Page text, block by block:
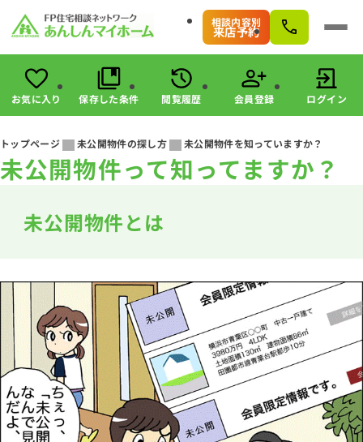
相談内容別
来店予約
会員登録 ログイン
物件検索
エリアから探す
こだわりから探す
すまいのお金に関する8つのサービス
マンガで分かる！住宅購入
会社情報
1分簡単！
来店予約
お気に入り 保存した条件 閲覧履歴 会員登録 ログイン
トップページ 未公開物件の探し方 未公開物件を知っていますか？
未公開物件って知ってますか？
未公開物件とは